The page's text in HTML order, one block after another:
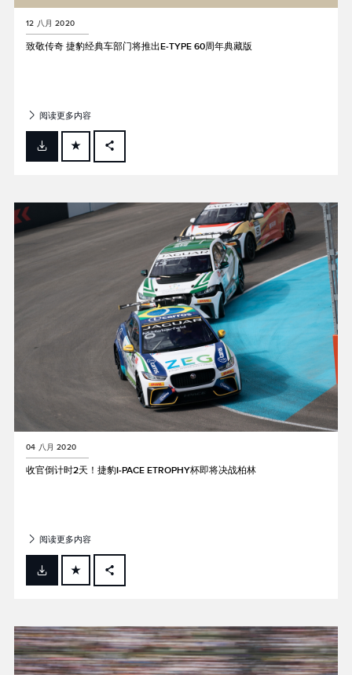
12 八月 2020
致敬传奇 捷豹经典车部门将推出E‑TYPE 60周年典藏版
阅读更多内容
FACEBOOK
LINKEDIN
04 八月 2020
收官倒计时2天！捷豹I‑PACE ETROPHY杯即将决战柏林
阅读更多内容
FACEBOOK
LINKEDIN
SHARE